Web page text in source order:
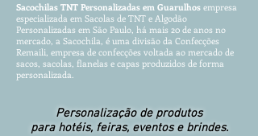
Sacochilas TNT Personalizadas em Guarulhos empresa
especializada em Sacolas de TNT e Algodão
Personalizadas em São Paulo, há mais 20 de anos no
mercado, a Sacochila, é uma divisão da Confecções
Remaili, empresa de confecções voltada ao mercado de
sacos, sacolas, flanelas e capas produzidos de forma
personalizada.
Personalização de produtos
para hotéis, feiras, eventos e brindes.